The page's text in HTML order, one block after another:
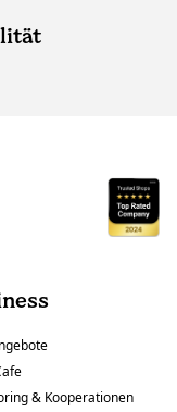
& Kooperationen